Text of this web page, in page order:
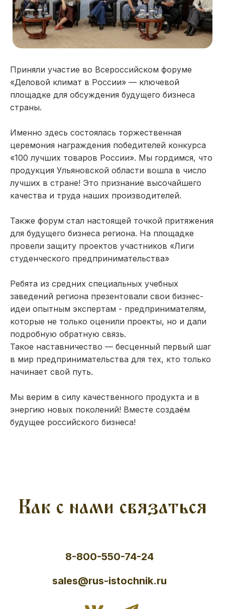
Приняли участие во Всероссийском форуме
«Деловой климат в России» — ключевой
площадке для обсуждения будущего бизнеса
страны.
Именно здесь состоялась торжественная
церемония награждения победителей конкурса
«100 лучших товаров России». Мы гордимся, что
продукция Ульяновской области вошла в число
лучших в стране! Это признание высочайшего
качества и труда наших производителей.
Также форум стал настоящей точкой притяжения
для будущего бизнеса региона. На площадке
провели защиту проектов участников «Лиги
студенческого предпринимательства»
Ребята из средних специальных учебных
заведений региона презентовали свои бизнес-
идеи опытным экспертам - предпринимателям,
которые не только оценили проекты, но и дали
подробную обратную связь.
Такое наставничество — бесценный первый шаг
в мир предпринимательства для тех, кто только
начинает свой путь.
Мы верим в силу качественного продукта и в
энергию новых поколений! Вместе создаём
будущее российского бизнеса!
Как с нами связаться
8-800-550-74-24
sales@rus-istochnik.ru